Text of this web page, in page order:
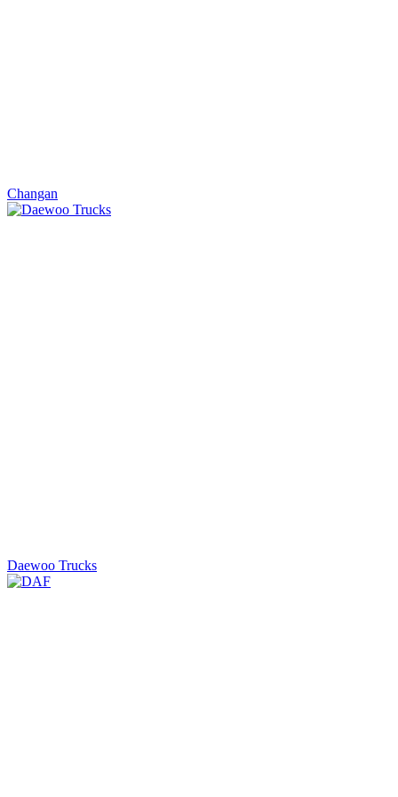
Changan
Daewoo Trucks